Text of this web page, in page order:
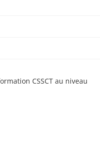
CSSCT au niveau